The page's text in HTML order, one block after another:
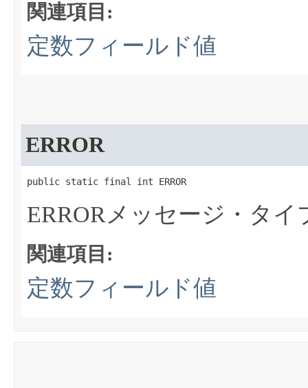
関連項目:
定数フィールド値
ERROR
public static final int ERROR
ERRORメッセージ・タイ
関連項目:
定数フィールド値